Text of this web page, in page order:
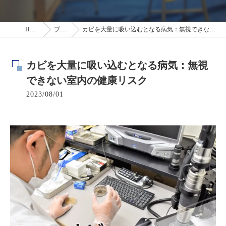
HOME ブログ カビを大量に吸い込むとなる病気：無視できない室内の健康リスク
カビを大量に吸い込むとなる病気：無視
できない室内の健康リスク
2023/08/01